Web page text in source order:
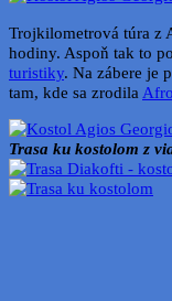
Trojkilometrová túra z
hodiny. Aspoň tak to
turistiky. Na zábere je
tam, kde sa zrodila
Trasa ku kostolom z